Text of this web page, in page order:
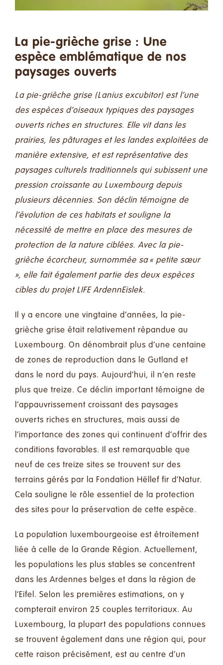
Rechercher:
Français
La pie-grièche grise : Une
espèce emblématique de nos
paysages ouverts
La pie-grièche grise (Lanius excubitor) est l’une
des espèces d’oiseaux typiques des paysages
ouverts riches en structures. Elle vit dans les
prairies, les pâturages et les landes exploitées de
manière extensive, et est représentative des
paysages culturels traditionnels qui subissent une
pression croissante au Luxembourg depuis
plusieurs décennies. Son déclin témoigne de
l’évolution de ces habitats et souligne la
nécessité de mettre en place des mesures de
protection de la nature ciblées. Avec la pie-
grièche écorcheur, surnommée sa « petite sœur
», elle fait également partie des deux espèces
cibles du projet LIFE ArdennEislek.
Il y a encore une vingtaine d’années, la pie-
grièche grise était relativement répandue au
Luxembourg. On dénombrait plus d’une centaine
de zones de reproduction dans le Gutland et
dans le nord du pays. Aujourd’hui, il n’en reste
plus que treize. Ce déclin important témoigne de
l’appauvrissement croissant des paysages
ouverts riches en structures, mais aussi de
l’importance des zones qui continuent d’offrir des
conditions favorables. Il est remarquable que
neuf de ces treize sites se trouvent sur des
terrains gérés par la Fondation Hëllef fir d’Natur.
Cela souligne le rôle essentiel de la protection
des sites pour la préservation de cette espèce.
La population luxembourgeoise est étroitement
liée à celle de la Grande Région. Actuellement,
les populations les plus stables se concentrent
dans les Ardennes belges et dans la région de
l’Eifel. Selon les premières estimations, on y
compterait environ 25 couples territoriaux. Au
Luxembourg, la plupart des populations connues
se trouvent également dans une région qui, pour
cette raison précisément, est au centre d’un